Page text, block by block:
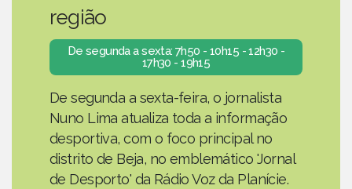
região
De segunda a sexta: 7h50 - 10h15 - 12h30 -
17h30 - 19h15
De segunda a sexta-feira, o jornalista
Nuno Lima atualiza toda a informação
desportiva, com o foco principal no
distrito de Beja, no emblemático 'Jornal
de Desporto' da Rádio Voz da Planície.